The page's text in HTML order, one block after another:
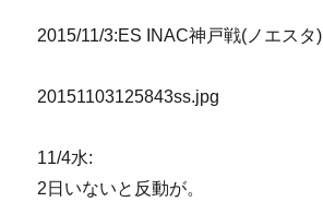
2015/11/3:ES INAC神戸戦(ノエスタ)
20151103125843ss.jpg
11/4水:
2日いないと反動が。